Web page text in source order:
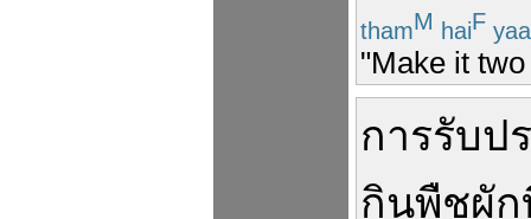
thamM haiF
"Make it
การรับป
กินพืชผัก